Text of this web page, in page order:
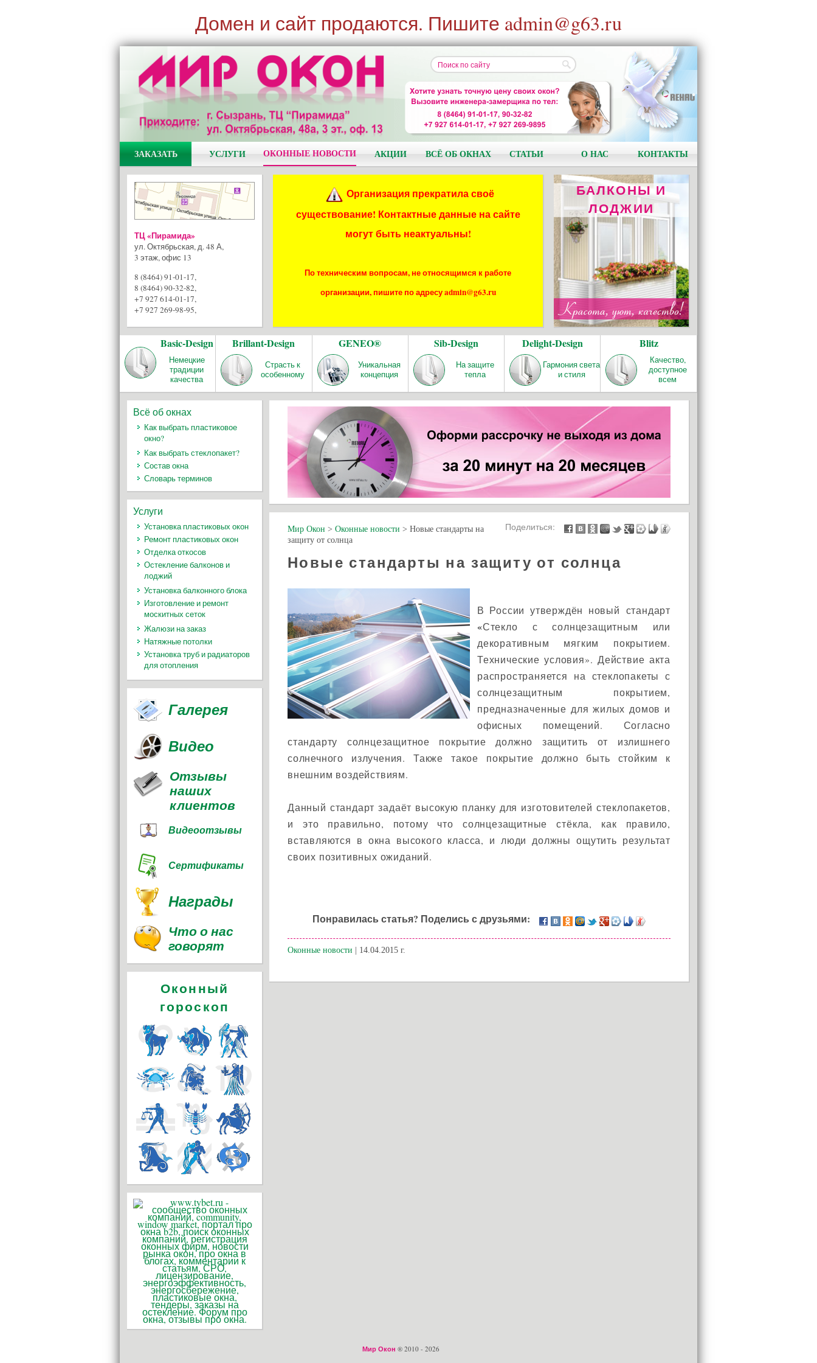
Домен и сайт продаются. Пишите admin@g63.ru
ЗАКАЗАТЬ УСЛУГИ ОКОННЫЕ НОВОСТИ АКЦИИ ВСЁ ОБ ОКНАХ СТАТЬИ О НАС КОНТАКТЫ
ТЦ «Пирамида»
ул. Октябрьская, д. 48 А,
3 этаж, офис 13
8 (8464) 91-01-17,
8 (8464) 90-32-82,
+7 927 614-01-17,
+7 927 269-98-95,
Организация прекратила своё
существование! Контактные данные на сайте
могут быть неактуальны!
По техническим вопросам, не относящимся к работе
организации, пишите по адресу admin@g63.ru
ОТОПЛЕНИЕ
REHAU RAUTITAN
Качество и надёжность!
БАЛКОНЫ И
ЛОДЖИИ
АКЦИЯ!
Установи окно и получи
в подарок подарочный
сертификат на сумму
1000 рублей!
Basic-Design
Немецкие
традиции
качества
Brillant-Design
Страсть к
особенному
GENEO®
Уникальная
концепция
Sib-Design
На защите
тепла
Delight-Design
Гармония света
и стиля
Blitz
Качество,
доступное
всем
Поделиться:
Мир Окон > Оконные новости > Новые стандарты на
защиту от солнца
Новые стандарты на защиту от солнца
В России утверждён новый стандарт
«Стекло с солнцезащитным или
декоративным мягким покрытием.
Технические условия». Действие акта
распространяется на стеклопакеты с
солнцезащитным покрытием,
предназначенные для жилых домов и
офисных помещений. Согласно
стандарту солнцезащитное покрытие должно защитить от излишнего
солнечного излучения. Также такое покрытие должно быть стойким к
внешним воздействиям.
Данный стандарт задаёт высокую планку для изготовителей стеклопакетов,
и это правильно, потому что солнцезащитные стёкла, как правило,
вставляются в окна высокого класса, и люди должны ощутить результат
своих позитивных ожиданий.
Понравилась статья? Поделись с друзьями:
Оконные новости | 14.04.2015 г.
Всё об окнах
Как выбрать пластиковое
окно?
Как выбрать стеклопакет?
Состав окна
Словарь терминов
Услуги
Установка пластиковых окон
Ремонт пластиковых окон
Отделка откосов
Остекление балконов и
лоджий
Установка балконного блока
Изготовление и ремонт
москитных сеток
Жалюзи на заказ
Натяжные потолки
Установка труб и радиаторов
для отопления
Галерея
Видео
Отзывы
наших
клиентов
Видеоотзывы
Сертификаты
Награды
Что о нас
говорят
Оконный
гороскоп
Мир Окон ® 2010 - 2026